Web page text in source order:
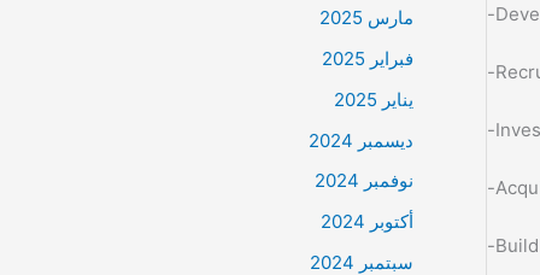
مارس 2025
فبراير 2025
يناير 2025
ديسمبر 2024
نوفمبر 2024
أكتوبر 2024
سبتمبر 2024